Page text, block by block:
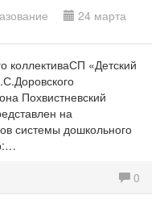
24 марта
коллективаСП «Детский
Похвистневский
на
системы дошкольного
0